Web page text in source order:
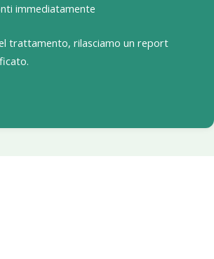
immediatamente
trattamento, rilasciamo un report